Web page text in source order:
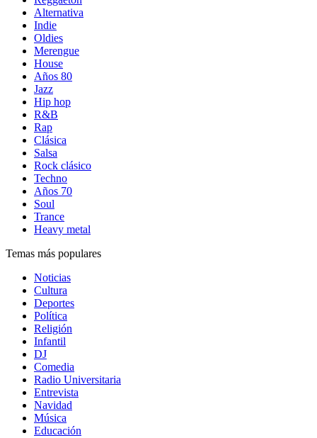
Alternativa
Indie
Oldies
Merengue
House
Años 80
Jazz
Hip hop
R&B
Rap
Clásica
Salsa
Rock clásico
Techno
Años 70
Soul
Trance
Heavy metal
Temas más populares
Noticias
Cultura
Deportes
Política
Religión
Infantil
DJ
Comedia
Radio Universitaria
Entrevista
Navidad
Música
Educación